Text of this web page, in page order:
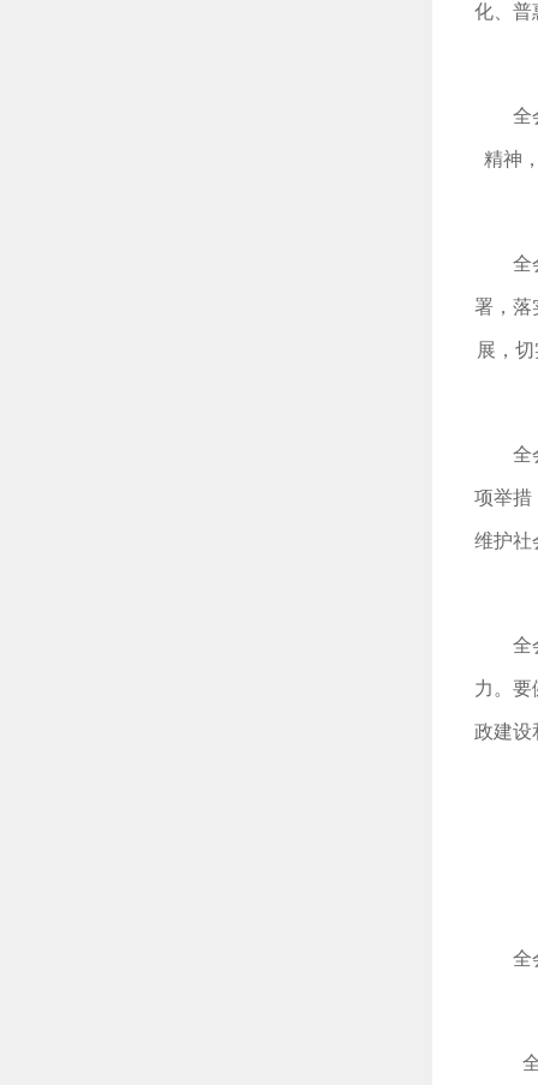
化、普
全
精神
全
署，落
展，
全
项举措
维护社
全
力。要
政建设
全